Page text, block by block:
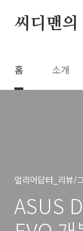
씨디맨의
홈 소개
얼리어답터_리뷰/
ASUS